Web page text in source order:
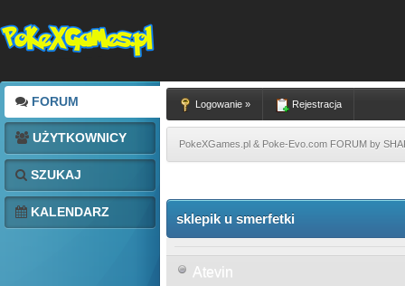
FORUM
UŻYTKOWNICY
SZUKAJ
KALENDARZ
Logowanie » Rejestracja
PokeXGames.pl & Poke-Evo.com FORUM by
sklepik u smerfetki
Atevin